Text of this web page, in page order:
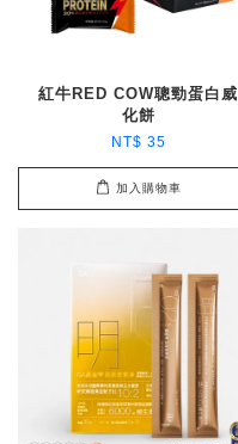
紅牛RED COW聰勁蛋白威
化餅
NT$ 35
加入購物車